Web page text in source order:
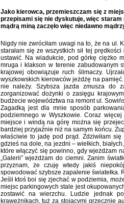
Jako kierowca, przemieszczam się z
przepisami się nie dyskutuje, więc
mądrą miną zaczęło więc niedawno
Nigdy nie zwróciłam uwagi na to, że na ul.
starałam się ze wszystkich sił tej
ustawić. Na wiadukcie, pod górkę ciężko
mruga i klakson w terenie zabudowanym
krajowej obowiązuje ruch ślimaczy.
wyszkowskich kierowców jeżdżę na
nie należy. Szybsza jazda zmusza do
zorganizować dożynki o zasięgu
budżecie województwa na remont ul.
Zagadką jest dla mnie sposób
podziemnego w Wyszkowie. Coraz
miejsce i windą na górę można się
bardziej przyjaźnie niż na samym końcu.
właściwie to jadę pod prąd. Zdziwiłam
gdzieś na dole, na jezdni – wielkich,
które włączyć się powinno, gdy wjeżdżam
„Galerii” wjeżdżam do ciemni. Zanim
przyznam, że czuję wtedy jakiś
spowodować szybsze zapalenie
Jeśli ktoś boi się zjechać w podziemia,
miejsc parkingowych stale jest
zostawić na wierzchu. Ludzie jednak
krawężnikach, tuż za stojącymi grzecznie